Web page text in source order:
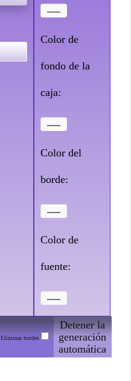
Color de
fondo de la
caja:
Color del
borde:
Color de
fuente:
Eliminar bordes
Detener la
generación
automática